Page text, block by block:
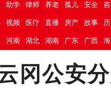
助学 律师 养老 孤儿 安全
视频 医疗 直播 房产 故事
河南 湖北 湖南 广东 广西
冈公安